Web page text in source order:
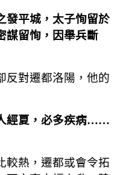
發平城，太子恂留於
謀留恂，因舉兵斷
反對遷都洛陽，他的
經夏，必多疾病……
較熱，遷都或會令拓